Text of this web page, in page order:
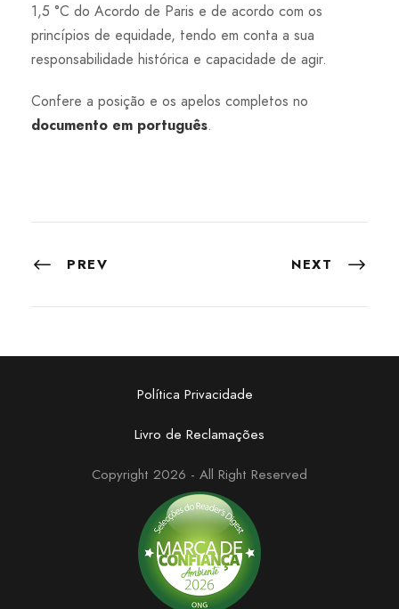
1,5 °C do Acordo de Paris e de acordo com os
princípios de equidade, tendo em conta a sua
responsabilidade histórica e capacidade de agir.
Confere a posição e os apelos completos no
documento em português.
PREV NEXT
Política Privacidade
Livro de Reclamações
Copyright 2026 - All Right Reserved